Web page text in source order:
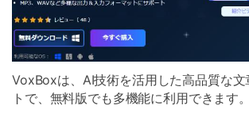
VoxBoxは、AI技術を活用した高品質な文
トで、無料版でも多機能に利用できます。